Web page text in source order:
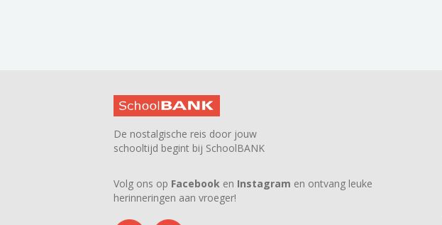
De nostalgische reis door jouw
schooltijd begint bij SchoolBANK
Volg ons op Facebook en Instagram en ontvang leuke
herinneringen aan vroeger!